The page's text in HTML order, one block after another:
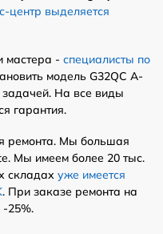
центр выделяется
мастера - специалисты по
модель G32QC A-
задачей. На все виды
гарантия.
ремонта. Мы большая
Мы имеем более 20 тыс.
складах уже имеется
. При заказе ремонта на
-25%.